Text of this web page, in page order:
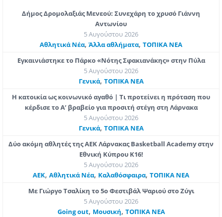
Δήμος Δρομολαξιάς Μενεού: Συνεχάρη το χρυσό Γιάννη
Αντωνίου
5 Αυγούστου 2026
Αθλητικά Νέα,Άλλα αθλήματα, ΤΟΠΙΚΑ ΝΕΑ
Εγκαινιάστηκε το Πάρκο «Νότης Σφακιανάκης» στην Πύλα
5 Αυγούστου 2026
Γενικά, ΤΟΠΙΚΑ ΝΕΑ
Η κατοικία ως κοινωνικό αγαθό | Τι προτείνει η πρόταση που
κέρδισε το Α’ βραβείο για προσιτή στέγη στη Λάρνακα
5 Αυγούστου 2026
Γενικά, ΤΟΠΙΚΑ ΝΕΑ
Δύο ακόμη αθλητές της ΑΕΚ Λάρνακας Basketball Academy στην
Εθνική Κύπρου Κ16!
5 Αυγούστου 2026
ΑΕΚ, Αθλητικά Νέα, Καλαθόσφαιρα, ΤΟΠΙΚΑ ΝΕΑ
Με Γιώργο Τσαλίκη το 5ο Φεστιβάλ Ψαριού στο Ζύγι
5 Αυγούστου 2026
Going out, Μουσική, ΤΟΠΙΚΑ ΝΕΑ